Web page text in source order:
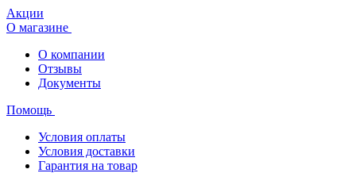
Акции
О магазине
О компании
Отзывы
Документы
Помощь
Условия оплаты
Условия доставки
Гарантия на товар